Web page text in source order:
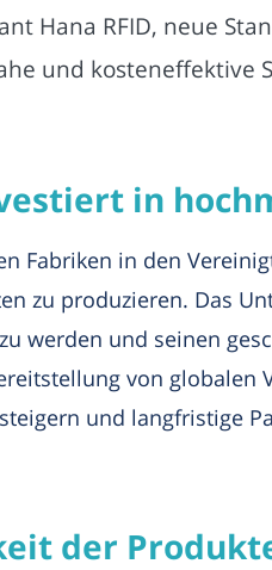
Hana RFID, neue
und kosteneffektive
in
Fabriken in den
zu produzieren. Das
werden und seinen
von globalen
und langfristige
der